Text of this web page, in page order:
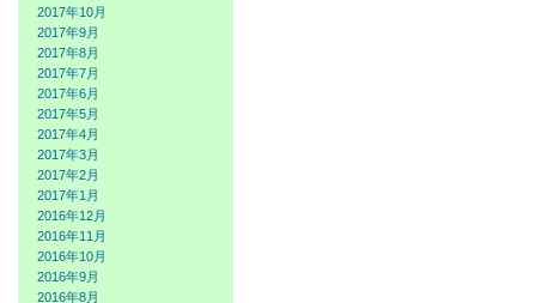
2017年10月
2017年9月
2017年8月
2017年7月
2017年6月
2017年5月
2017年4月
2017年3月
2017年2月
2017年1月
2016年12月
2016年11月
2016年10月
2016年9月
2016年8月